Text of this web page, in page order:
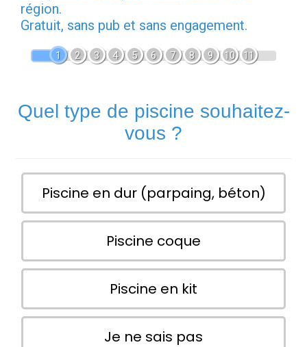
région.
Gratuit, sans pub et sans engagement.
1 2 3 4 5 6 7 8 9 10 11
Quel type de piscine souhaitez-
vous ?
Piscine en dur (parpaing, béton)
Piscine coque
Piscine en kit
Je ne sais pas